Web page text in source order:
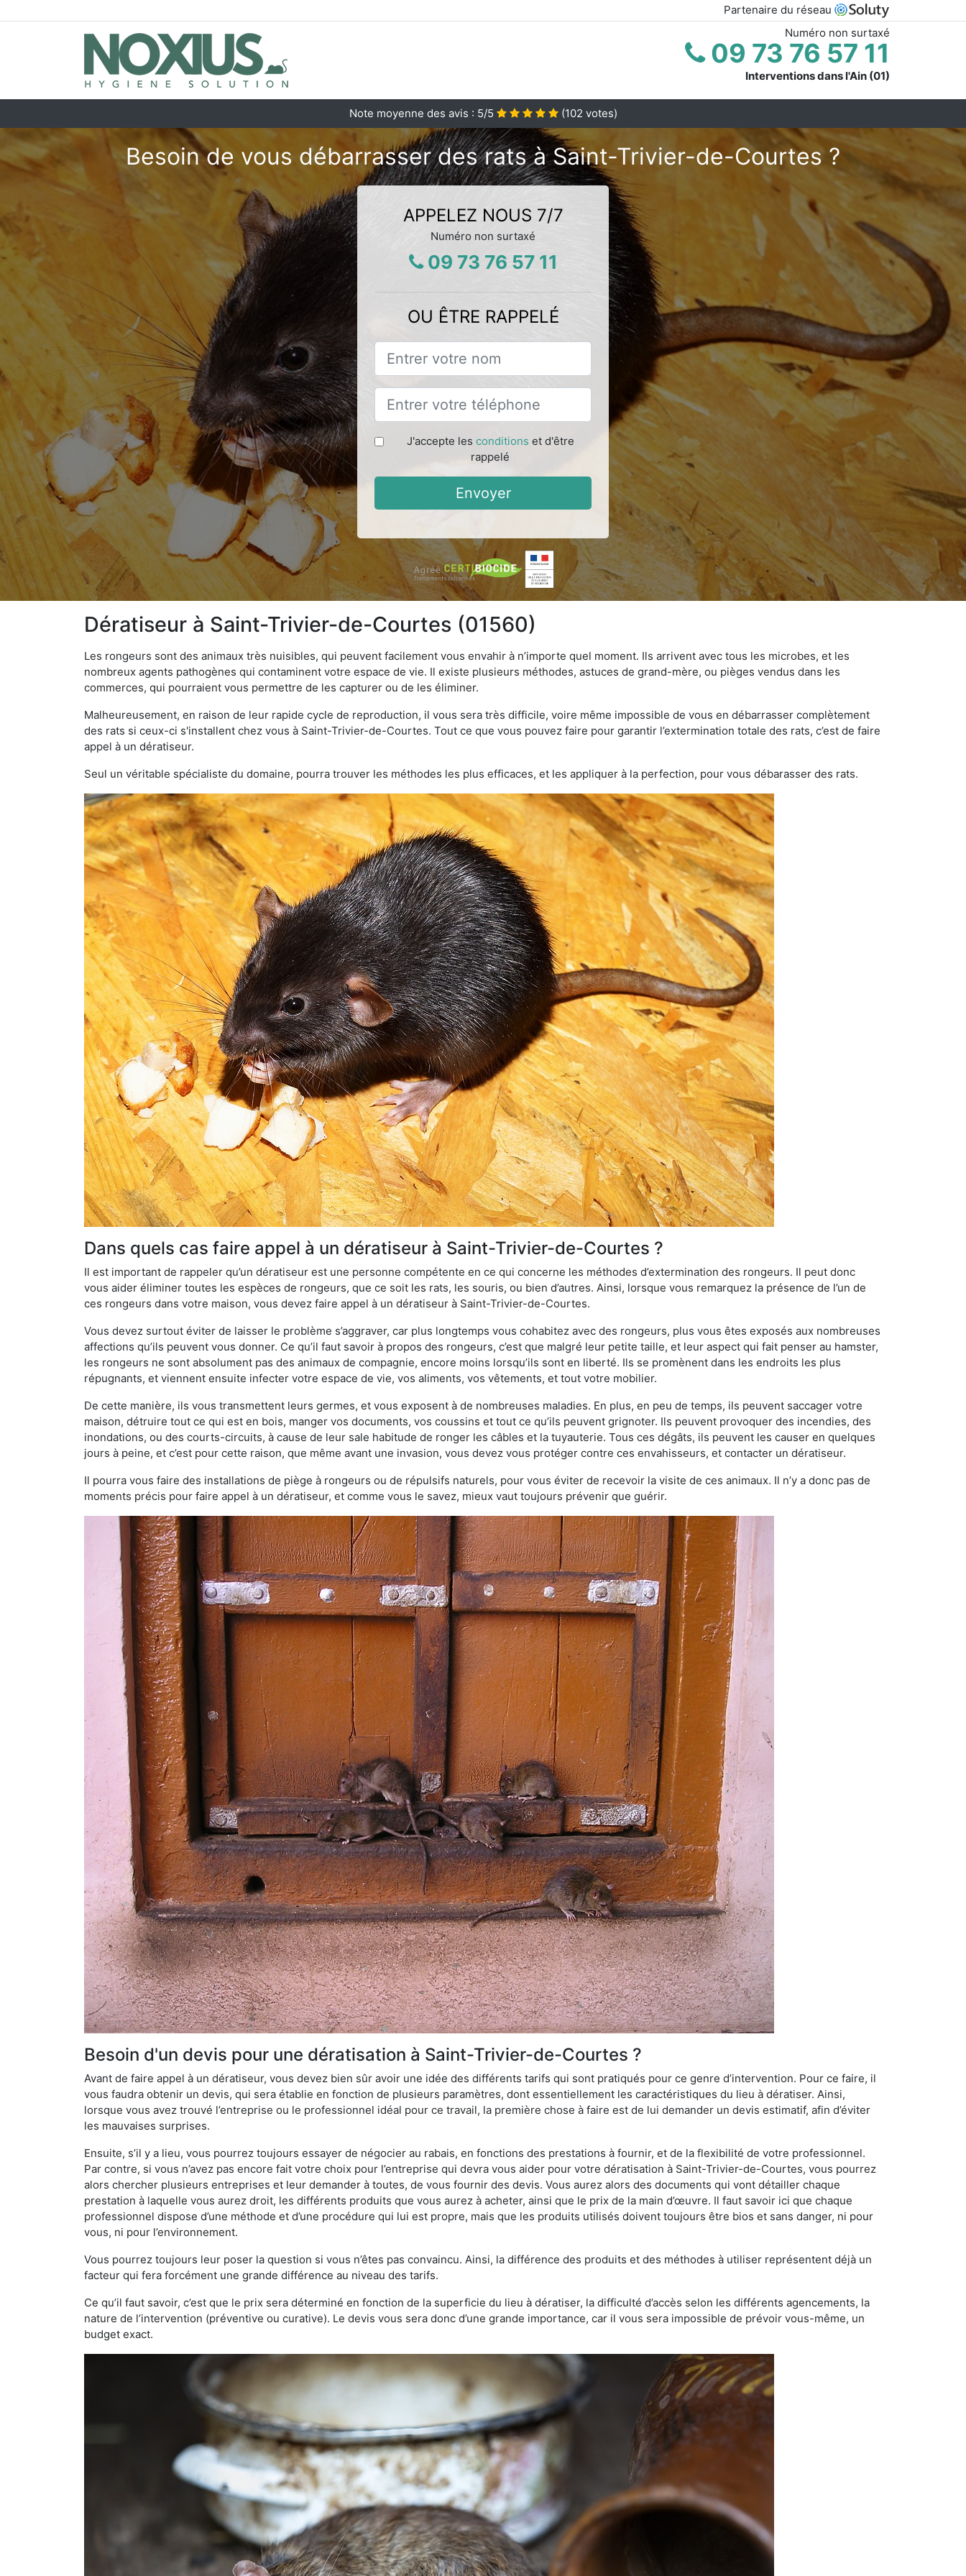
Partenaire du réseau
Numéro non surtaxé
09 73 76 57 11
Interventions dans l'Ain (01)
Note moyenne des avis : 5/5 (102 votes)
Besoin de vous débarrasser des rats à Saint-Trivier-de-Courtes ?
APPELEZ NOUS 7/7
Numéro non surtaxé
09 73 76 57 11
OU ÊTRE RAPPELÉ
J'accepte les conditions et d'être
rappelé
Envoyer
Dératiseur à Saint-Trivier-de-Courtes (01560)
Les rongeurs sont des animaux très nuisibles, qui peuvent facilement vous envahir à n’importe quel moment. Ils arrivent avec tous les microbes, et les
nombreux agents pathogènes qui contaminent votre espace de vie. Il existe plusieurs méthodes, astuces de grand-mère, ou pièges vendus dans les
commerces, qui pourraient vous permettre de les capturer ou de les éliminer.
Malheureusement, en raison de leur rapide cycle de reproduction, il vous sera très difficile, voire même impossible de vous en débarrasser complètement
des rats si ceux-ci s'installent chez vous à Saint-Trivier-de-Courtes. Tout ce que vous pouvez faire pour garantir l’extermination totale des rats, c’est de faire
appel à un dératiseur.
Seul un véritable spécialiste du domaine, pourra trouver les méthodes les plus efficaces, et les appliquer à la perfection, pour vous débarasser des rats.
Dans quels cas faire appel à un dératiseur à Saint-Trivier-de-Courtes ?
Il est important de rappeler qu’un dératiseur est une personne compétente en ce qui concerne les méthodes d’extermination des rongeurs. Il peut donc
vous aider éliminer toutes les espèces de rongeurs, que ce soit les rats, les souris, ou bien d’autres. Ainsi, lorsque vous remarquez la présence de l’un de
ces rongeurs dans votre maison, vous devez faire appel à un dératiseur à Saint-Trivier-de-Courtes.
Vous devez surtout éviter de laisser le problème s’aggraver, car plus longtemps vous cohabitez avec des rongeurs, plus vous êtes exposés aux nombreuses
affections qu’ils peuvent vous donner. Ce qu’il faut savoir à propos des rongeurs, c’est que malgré leur petite taille, et leur aspect qui fait penser au hamster,
les rongeurs ne sont absolument pas des animaux de compagnie, encore moins lorsqu’ils sont en liberté. Ils se promènent dans les endroits les plus
répugnants, et viennent ensuite infecter votre espace de vie, vos aliments, vos vêtements, et tout votre mobilier.
De cette manière, ils vous transmettent leurs germes, et vous exposent à de nombreuses maladies. En plus, en peu de temps, ils peuvent saccager votre
maison, détruire tout ce qui est en bois, manger vos documents, vos coussins et tout ce qu’ils peuvent grignoter. Ils peuvent provoquer des incendies, des
inondations, ou des courts-circuits, à cause de leur sale habitude de ronger les câbles et la tuyauterie. Tous ces dégâts, ils peuvent les causer en quelques
jours à peine, et c’est pour cette raison, que même avant une invasion, vous devez vous protéger contre ces envahisseurs, et contacter un dératiseur.
Il pourra vous faire des installations de piège à rongeurs ou de répulsifs naturels, pour vous éviter de recevoir la visite de ces animaux. Il n’y a donc pas de
moments précis pour faire appel à un dératiseur, et comme vous le savez, mieux vaut toujours prévenir que guérir.
Besoin d'un devis pour une dératisation à Saint-Trivier-de-Courtes ?
Avant de faire appel à un dératiseur, vous devez bien sûr avoir une idée des différents tarifs qui sont pratiqués pour ce genre d’intervention. Pour ce faire, il
vous faudra obtenir un devis, qui sera établie en fonction de plusieurs paramètres, dont essentiellement les caractéristiques du lieu à dératiser. Ainsi,
lorsque vous avez trouvé l’entreprise ou le professionnel idéal pour ce travail, la première chose à faire est de lui demander un devis estimatif, afin d’éviter
les mauvaises surprises.
Ensuite, s’il y a lieu, vous pourrez toujours essayer de négocier au rabais, en fonctions des prestations à fournir, et de la flexibilité de votre professionnel.
Par contre, si vous n’avez pas encore fait votre choix pour l’entreprise qui devra vous aider pour votre dératisation à Saint-Trivier-de-Courtes, vous pourrez
alors chercher plusieurs entreprises et leur demander à toutes, de vous fournir des devis. Vous aurez alors des documents qui vont détailler chaque
prestation à laquelle vous aurez droit, les différents produits que vous aurez à acheter, ainsi que le prix de la main d’œuvre. Il faut savoir ici que chaque
professionnel dispose d’une méthode et d’une procédure qui lui est propre, mais que les produits utilisés doivent toujours être bios et sans danger, ni pour
vous, ni pour l’environnement.
Vous pourrez toujours leur poser la question si vous n’êtes pas convaincu. Ainsi, la différence des produits et des méthodes à utiliser représentent déjà un
facteur qui fera forcément une grande différence au niveau des tarifs.
Ce qu’il faut savoir, c’est que le prix sera déterminé en fonction de la superficie du lieu à dératiser, la difficulté d’accès selon les différents agencements, la
nature de l’intervention (préventive ou curative). Le devis vous sera donc d’une grande importance, car il vous sera impossible de prévoir vous-même, un
budget exact.